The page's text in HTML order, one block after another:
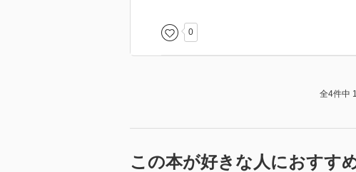
0
全4件中
この本が好きな人におすす